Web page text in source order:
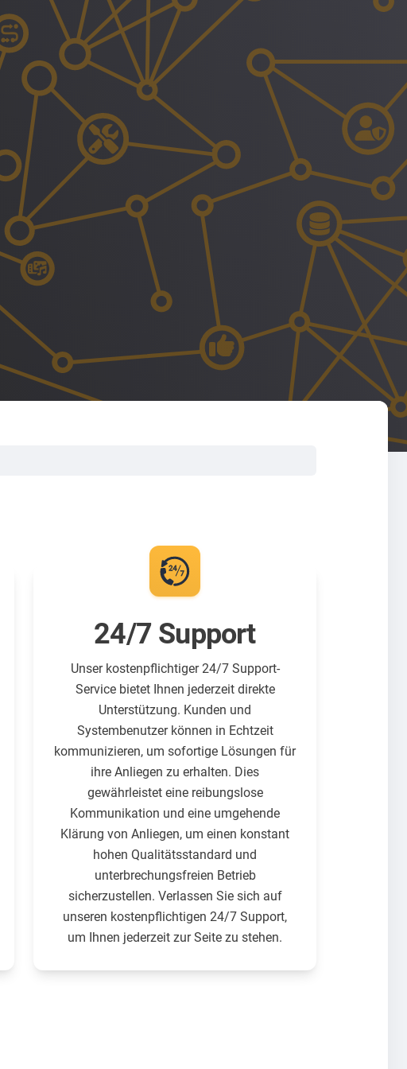
24/7 Support
Unser kostenpflichtiger 24/7 Support-
Service bietet Ihnen jederzeit direkte
Unterstützung. Kunden und
Systembenutzer können in Echtzeit
kommunizieren, um sofortige Lösungen für
ihre Anliegen zu erhalten. Dies
gewährleistet eine reibungslose
Kommunikation und eine umgehende
Klärung von Anliegen, um einen konstant
hohen Qualitätsstandard und
unterbrechungsfreien Betrieb
sicherzustellen. Verlassen Sie sich auf
unseren kostenpflichtigen 24/7 Support,
um Ihnen jederzeit zur Seite zu stehen.